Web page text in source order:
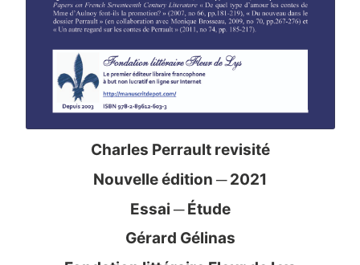
Charles Perrault revisité
Nouvelle édition ─ 2021
Essai ─ Étude
Gérard Gélinas